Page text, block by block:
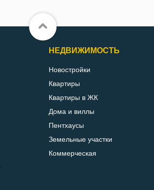
НЕДВИЖИМОСТЬ
Новостройки
Квартиры
Квартиры в ЖК
Дома и виллы
Пентхаусы
Земельные участки
Коммерческая